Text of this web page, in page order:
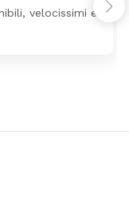
velocissimi e